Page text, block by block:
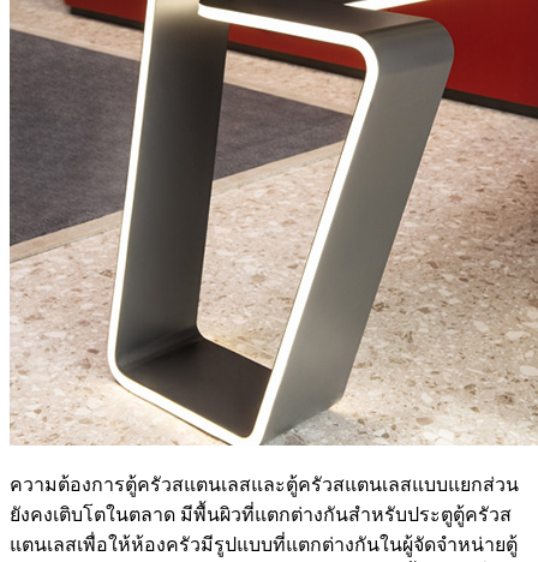
ความต้องการตู้ครัวสแตนเลสและตู้ครัวสแตนเลสแบบแยกส่วน
ยังคงเติบโตในตลาด มีพื้นผิวที่แตกต่างกันสำหรับประตูตู้ครัวส
แตนเลสเพื่อให้ห้องครัวมีรูปแบบที่แตกต่างกันในผู้จัดจำหน่ายตู้